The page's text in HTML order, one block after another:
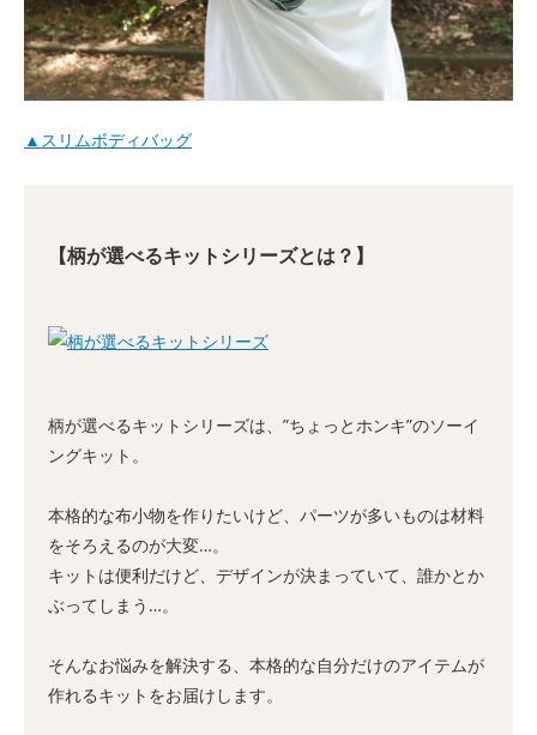
▲スリムボディバッグ
【柄が選べるキットシリーズとは？】
柄が選べるキットシリーズは、”ちょっとホンキ”のソーイ
ングキット。
本格的な布小物を作りたいけど、パーツが多いものは材料
をそろえるのが大変…。
キットは便利だけど、デザインが決まっていて、誰かとか
ぶってしまう…。
そんなお悩みを解決する、本格的な自分だけのアイテムが
作れるキットをお届けします。